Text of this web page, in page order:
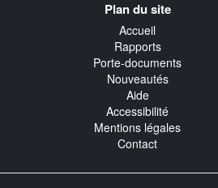
Plan du site
Accueil
Rapports
Porte-documents
Nouveautés
Aide
Accessibilité
Mentions légales
Contact